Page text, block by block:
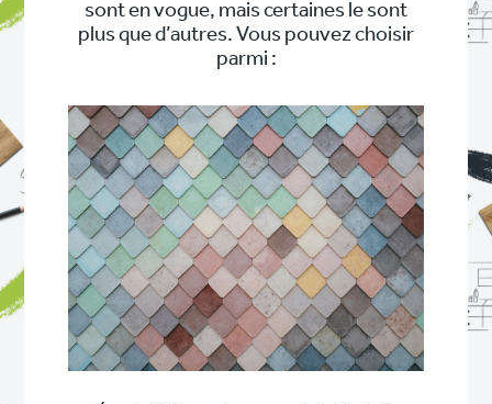
sont en vogue, mais certaines le sont
plus que d’autres. Vous pouvez choisir
parmi :